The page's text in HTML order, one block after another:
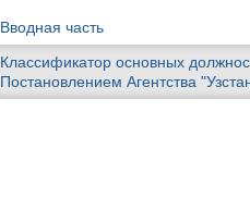
Вводная часть
Классификатор основных
Постановлением Агентства